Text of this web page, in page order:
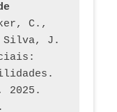
C.,
Silva, J.
2025.